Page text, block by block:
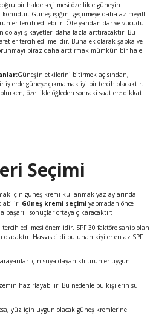
bir halde seçilmesi özellikle güneşin
Güneş ışığını geçirmeye daha az meyilli
tercih edilebilir. Öte yandan dar ve vücudu
dolayı şikayetleri daha fazla arttıracaktır. Bu
tercih edilmelidir. Buna ek olarak şapka ve
biraz daha arttırmak mümkün bir hale
Güneşin etkilerini bitirmek açısından,
güneşe çıkmamak iyi bir tercih olacaktır.
özellikle öğleden sonraki saatlere dikkat
Seçimi
için güneş kremi kullanmak yaz aylarında
Güneş kremi seçimi yapmadan önce
sonuçlar ortaya çıkaracaktır:
edilmesi önemlidir. SPF 30 faktöre sahip olan
olacaktır. Hassas cildi bulunan kişiler en az SPF
için suya dayanıklı ürünler uygun
hazırlayabilir. Bu nedenle bu kişilerin su
yüz için uygun olacak güneş kremlerine